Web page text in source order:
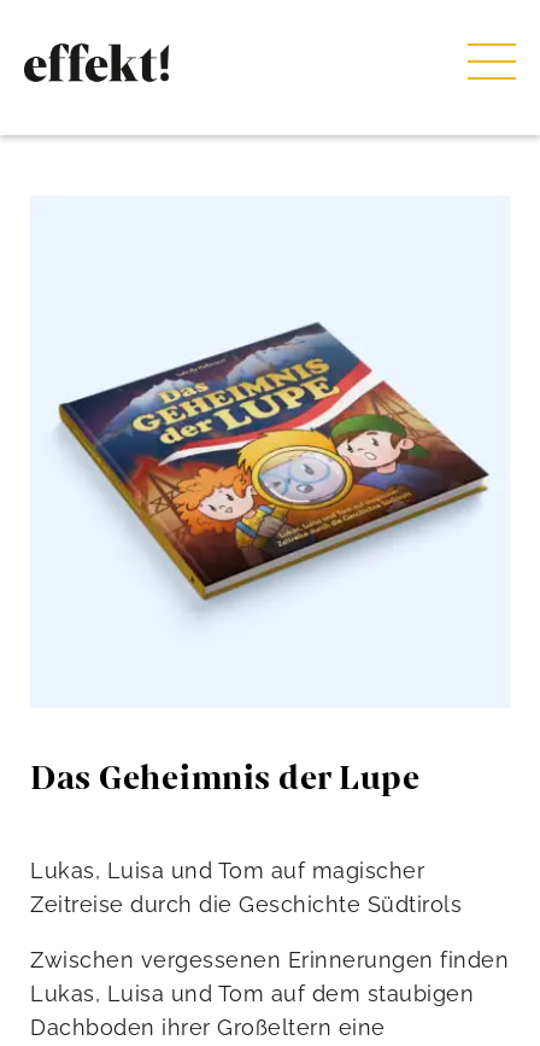
Das Geheimnis der Lupe
Lukas, Luisa und Tom auf magischer
Zeitreise durch die Geschichte Südtirols
Zwischen vergessenen Erinnerungen finden
Lukas, Luisa und Tom auf dem staubigen
Dachboden ihrer Großeltern eine